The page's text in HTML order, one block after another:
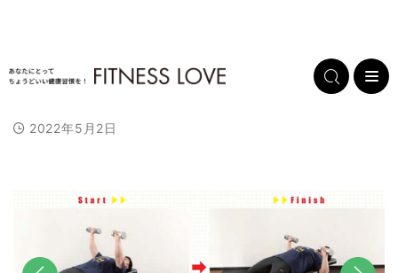
2022年5月2日